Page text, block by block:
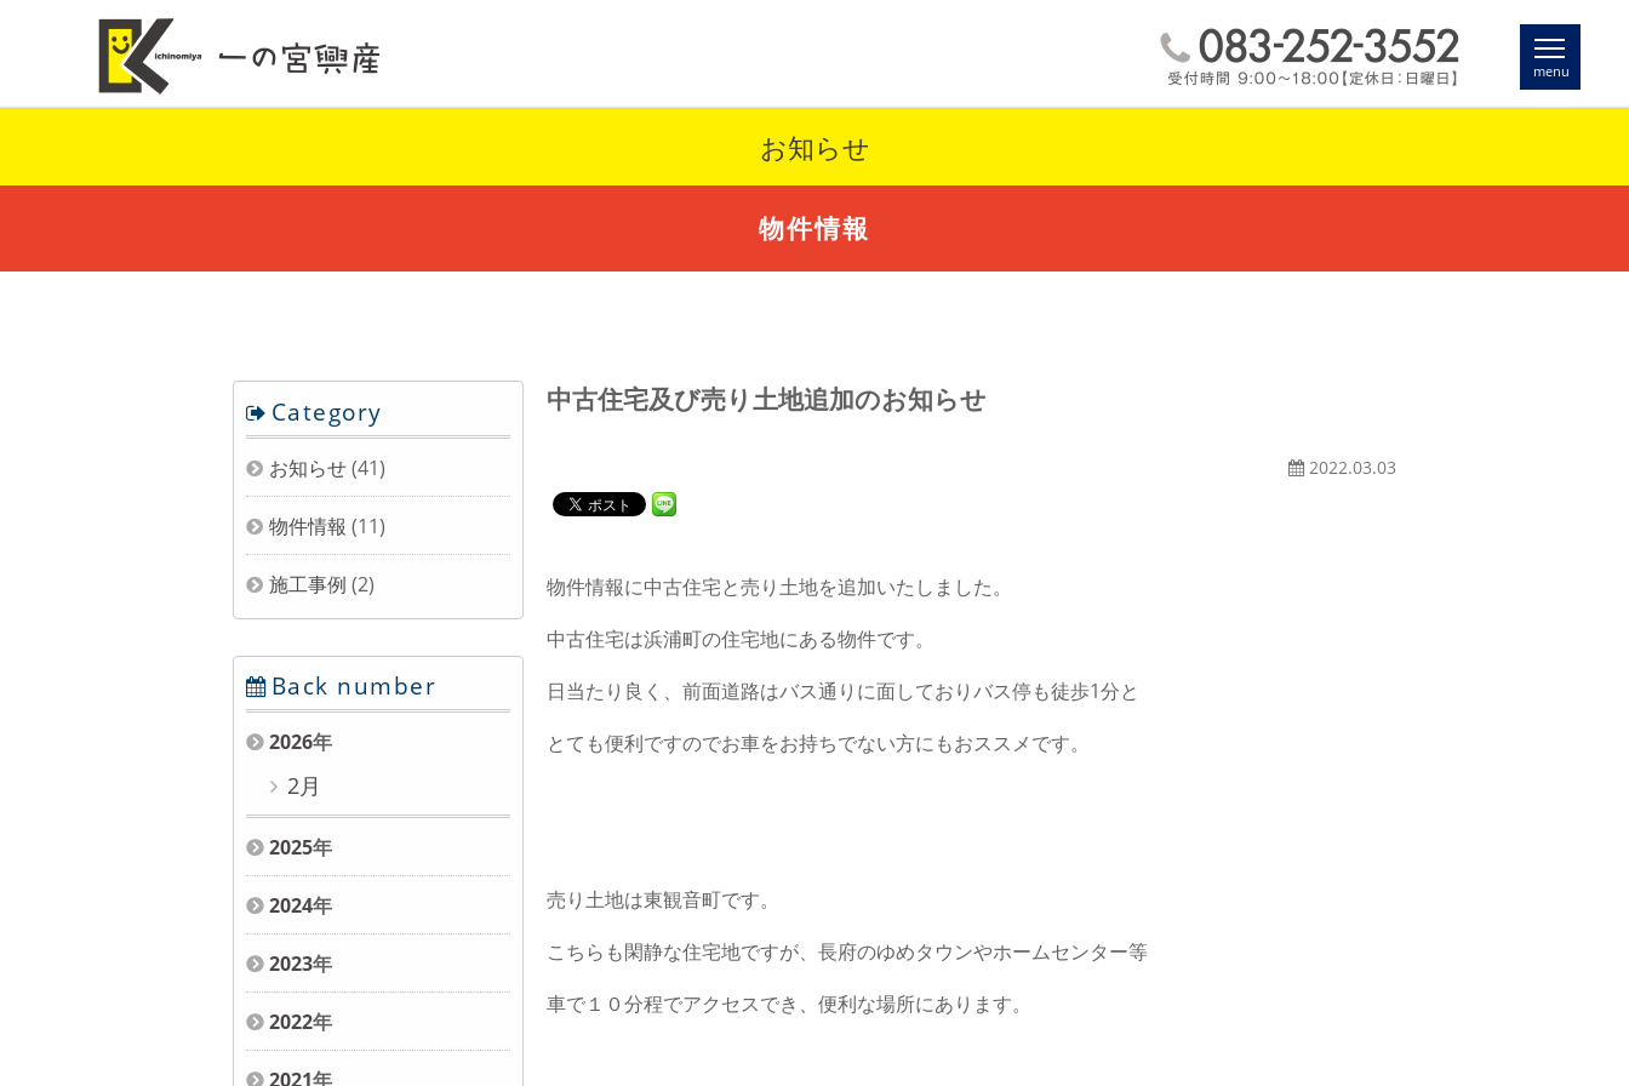
お知らせ
物件情報
中古住宅及び売り土地追加のお知らせ
2022.03.03
物件情報に中古住宅と売り土地を追加いたしました。
中古住宅は浜浦町の住宅地にある物件です。
日当たり良く、前面道路はバス通りに面しておりバス停も徒歩1分と
とても便利ですのでお車をお持ちでない方にもおススメです。
売り土地は東観音町です。
こちらも閑静な住宅地ですが、長府のゆめタウンやホームセンター等
車で１０分程でアクセスでき、便利な場所にあります。
Category
お知らせ(41)
物件情報 (11)
施工事例 (2)
Back number
2026年
2月
2025年
2024年
2023年
2022年
2021年